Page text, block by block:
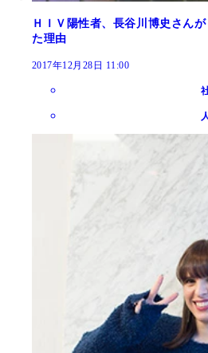
ＨＩＶ陽性者、長谷川博史さん
た理由
2017年12月28日 11:00